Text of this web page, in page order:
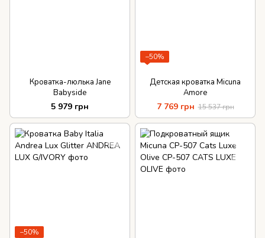
Кроватка-люлька Jane
Babyside
5 979 грн
−50%
Детская кроватка Micuna
Amore
7 769 грн 15 537 грн
−50%